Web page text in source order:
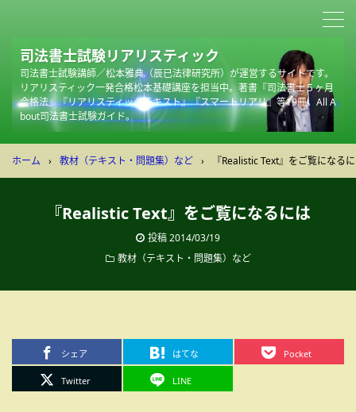
司法書士試験リアリスティック
司法書士試験講師／松本雅典（辰已法律研究所）が運営するサイトです。
リアリスティック一発合格松本基礎講座を担当中。著書『司法書士５ヶ月
合格法』『リアリスティックテキスト』『スマートリアリ』等19冊。All A
bout司法書士試験ガイド。
ホーム › 教材（テキスト・問題集）など › 『Realistic Text』をご覧になる
『Realistic Text』をご覧になるには
投稿2014/03/19
教材（テキスト・問題集）など
シェア はてな Pocket
Twitter LINE